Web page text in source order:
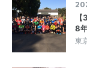
8
東